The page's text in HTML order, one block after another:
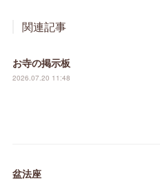
関連記事
お寺の掲示板
2026.07.20 11:48
盆法座